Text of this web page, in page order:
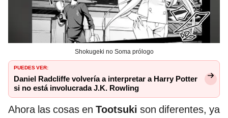
Shokugeki no Soma prólogo
PUEDES VER:
Daniel Radcliffe volvería a interpretar a Harry Potter
si no está involucrada J.K. Rowling
Ahora las cosas en Tootsuki son diferentes, ya